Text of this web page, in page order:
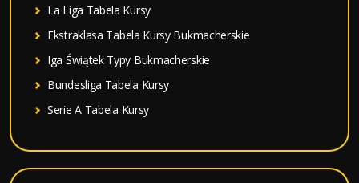
La Liga Tabela Kursy
Ekstraklasa Tabela Kursy Bukmacherskie
Iga Świątek Typy Bukmacherskie
Bundesliga Tabela Kursy
Serie A Tabela Kursy